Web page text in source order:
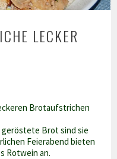
LECKER
Brotaufstrichen
Brot sind sie
Feierabend bieten
Rotwein an.